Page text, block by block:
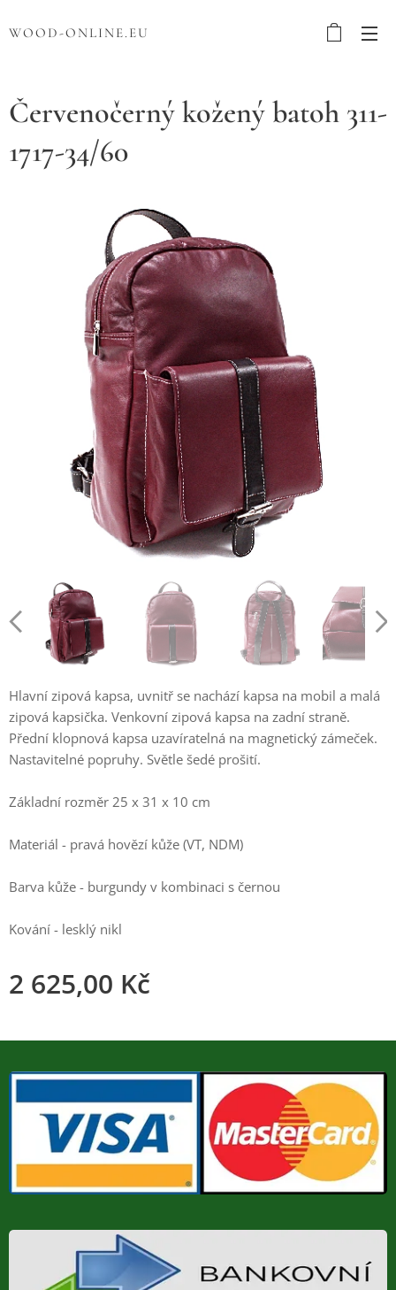
WOOD-ONLINE.EU
Červenočerný kožený batoh 311-
1717-34/60
Hlavní zipová kapsa, uvnitř se nachází kapsa na mobil a malá
zipová kapsička. Venkovní zipová kapsa na zadní straně.
Přední klopnová kapsa uzavíratelná na magnetický zámeček.
Nastavitelné popruhy. Světle šedé prošití.
Základní rozměr 25 x 31 x 10 cm
Materiál - pravá hovězí kůže (VT, NDM)
Barva kůže - burgundy v kombinaci s černou
Kování - lesklý nikl
2 625,00 Kč